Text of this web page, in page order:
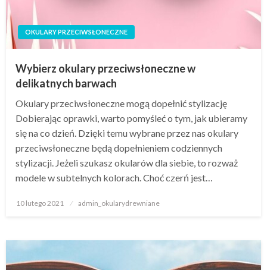
OKULARY PRZECIWSŁONECZNE
Wybierz okulary przeciwsłoneczne w
delikatnych barwach
Okulary przeciwsłoneczne mogą dopełnić stylizację
Dobierając oprawki, warto pomyśleć o tym, jak ubieramy
się na co dzień. Dzięki temu wybrane przez nas okulary
przeciwsłoneczne będą dopełnieniem codziennych
stylizacji. Jeżeli szukasz okularów dla siebie, to rozważ
modele w subtelnych kolorach. Choć czerń jest…
Napisano
10 lutego 2021 admin_okularydrewniane